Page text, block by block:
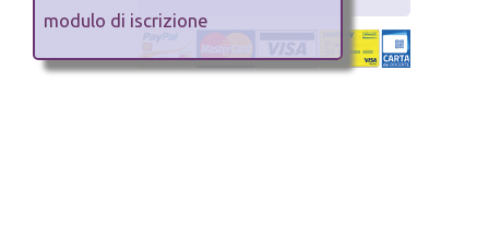
modulo di iscrizione